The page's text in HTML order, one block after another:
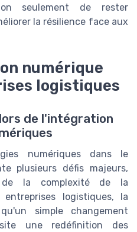
seulement de rester
la résilience face aux
numérique
logistiques
de l'intégration
numériques dans le
plusieurs défis majeurs,
de la complexité de la
logistiques, la
simple changement
une redéfinition des